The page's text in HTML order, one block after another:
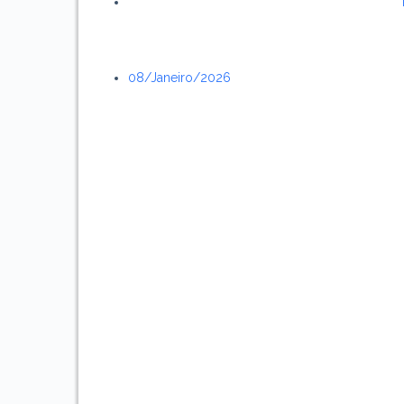
08/janeiro/2026